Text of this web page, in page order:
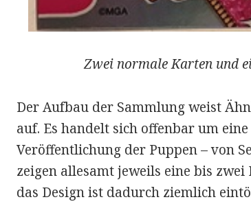
Zwei normale Karten und
Der Aufbau der Sammlung weist
auf. Es handelt sich offenbar um
Veröffentlichung der Puppen – von
zeigen allesamt jeweils eine bis
das Design ist dadurch ziemlich